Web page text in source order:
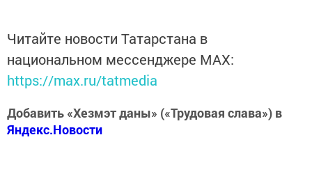
Читайте новости Татарстана в
национальном мессенджере MАХ:
https://max.ru/tatmedia
Добавить «Хезмэт даны» («Трудовая слава») в
Яндекс.Новости